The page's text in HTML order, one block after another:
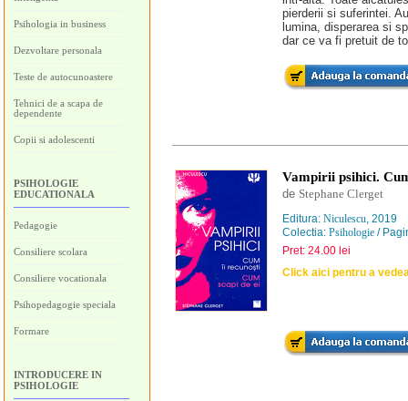
Psihologia in business
Dezvoltare personala
Teste de autocunoastere
Tehnici de a scapa de
dependente
Copii si adolescenti
PSIHOLOGIE
EDUCATIONALA
Pedagogie
Consiliere scolara
Consiliere vocationala
Psihopedagogie speciala
Formare
INTRODUCERE IN
PSIHOLOGIE
pierderii si suferintei.
lumina, disperarea si
dar ce va fi pretuit de
Vampirii psihici.
de Stephane Clerget
Editura: Niculescu, 2019
Colectia: Psihologie /
Pret: 24.00 lei
Click aici pentru a